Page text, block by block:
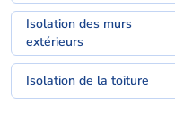
Isolation des murs
extérieurs
Isolation de la toiture